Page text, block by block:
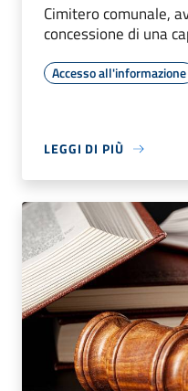
Cimitero comunale,
concessione di una
Accesso all'informazione
LEGGI DI PIÙ